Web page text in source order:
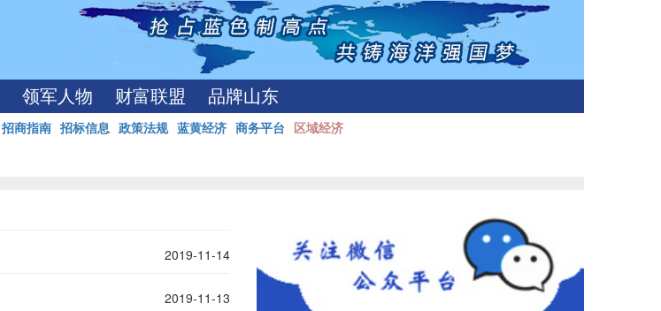
领军人物 财富联盟 品牌山东
招商指南 招标信息 政策法规 蓝黄经济 商务平台 区域经济
2019-11-14
2019-11-13